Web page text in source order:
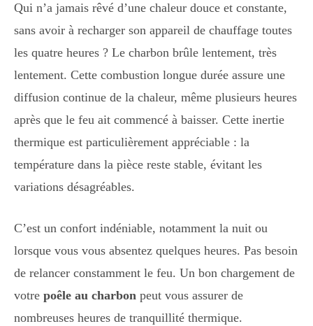
Qui n’a jamais rêvé d’une chaleur douce et constante,
sans avoir à recharger son appareil de chauffage toutes
les quatre heures ? Le charbon brûle lentement, très
lentement. Cette combustion longue durée assure une
diffusion continue de la chaleur, même plusieurs heures
après que le feu ait commencé à baisser. Cette inertie
thermique est particulièrement appréciable : la
température dans la pièce reste stable, évitant les
variations désagréables.
C’est un confort indéniable, notamment la nuit ou
lorsque vous vous absentez quelques heures. Pas besoin
de relancer constamment le feu. Un bon chargement de
votre poêle au charbon peut vous assurer de
nombreuses heures de tranquillité thermique.